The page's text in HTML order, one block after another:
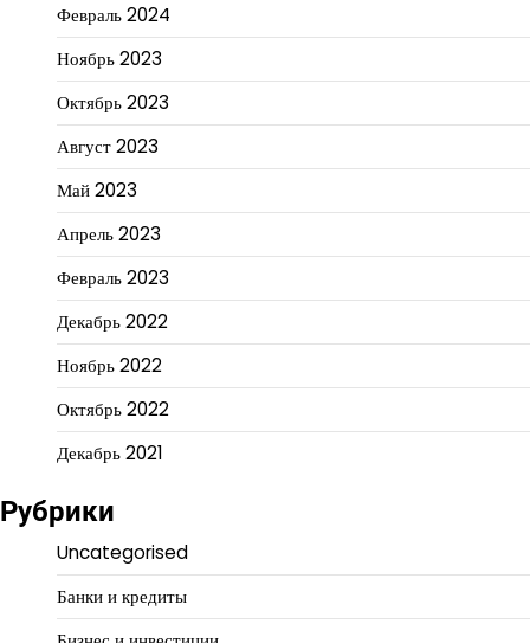
Февраль 2024
Ноябрь 2023
Октябрь 2023
Август 2023
Май 2023
Апрель 2023
Февраль 2023
Декабрь 2022
Ноябрь 2022
Октябрь 2022
Декабрь 2021
Рубрики
Uncategorised
Банки и кредиты